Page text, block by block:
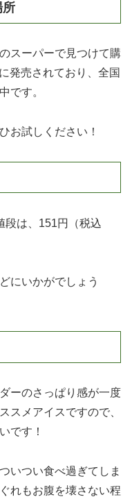
所
スーパーで見つけて購
発売されており、全国
です。
お試しください！
段は、151円（税込
にいかがでしょう
ーのさっぱり感が一度
スメアイスですので、
です！
いつい食べ過ぎてしま
れもお腹を壊さない程